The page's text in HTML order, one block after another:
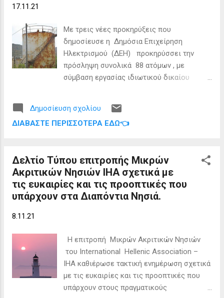
ζωές. Μόλις χθες, νοτίως της Κρήτης,
διασώσαμε 68 μετανάστες. Την ώρα που η
Τουρκία επιτρέπει στους διακινητές να
θέτουν σε κίνδυνο τη ζωή συνανθρώπων
μας, η Ελλάδα τους διασώζει. Ευχαριστώ
κα. Ρόδη Κράτσα, η οποία από την πρώτη
στιγμή αγκάλιασε τη συγκεκριμένη
του περιφερειακού π...
17.11.21
Με τρεις νέες προκηρύξεις που
δημοσίευσε η Δημόσια Επιχείρηση
Ηλεκτρισμού (ΔΕΗ) προκηρύσσει την
πρόσληψη συνολικά 88 ατόμων , με
σύμβαση εργασίας ιδιωτικού δικαίου
συμβάσεις που θα συνάψουν όσοι
προσληφθούν με τη ΔΕΗ θα έχουν
κυρίως προσωπικό κλάδων: ΠΕ Υπάλληλος
Γραφείου (Διοικητικού-Οικονομικού) ΠΕ
Πτυχιούχος Χημικός ΤΕ Μηχανικός
Ειδικότητας Μηχανολόγος ΤΕ Υπαλλήλων
αναφέρονται οι τρεις νέες προκηρύξεις της
ΔΕΗ αφορούν προσλήψεις στα εξής νησιά:
Μήλος, Σέριφος, Κύθνος, Αμοργός,
Δονούσα, Σαντορίνη, Μυτιλήνη, Λήμνος, Αγ.
Ευστράτιος, Σάμος, Ικαρία, Αγαθονήσι, Χίος,
Δημοσίευση σχολίου
ΔΙΑΒΆΣΤΕ ΠΕΡΙΣΣΌΤΕΡΑ ΕΔΏ👈
Δελτίο Τύπου επιτροπής Μικρών
Ακριτικών Νησιών ΙΗΑ σχετικά με
τις ευκαιρίες και τις προοπτικές που
υπάρχουν στα Διαπόντια Νησιά.
8.11.21
Η επιτροπή Μικρών Ακριτικών Νησιών
του International Hellenic Association –
ΙΗΑ καθιέρωσε τακτική ενημέρωση σχετικά
με τις ευκαιρίες και τις προοπτικές που
υπάρχουν στους πραγματικούς